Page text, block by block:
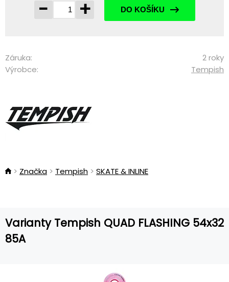
-
+ DO KOŠÍKU
Záruka:
2 roky
Výrobce:
Tempish
Značka Tempish SKATE & INLINE
Varianty Tempish QUAD FLASHING 54x32
85A